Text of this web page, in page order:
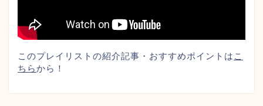
このプレイリストの紹介記事・おすすめポイントは こ
ちらから！